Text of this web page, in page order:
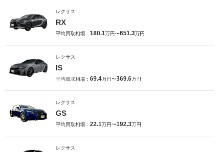
レクサス
RX
平均買取相場： 180.1万円〜651.3万円
レクサス
IS
平均買取相場： 69.4万円〜369.6万円
レクサス
GS
平均買取相場： 22.1万円〜192.3万円
レクサス